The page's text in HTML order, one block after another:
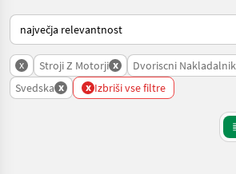
Tako je razvrščeno na Landwirt.com
x Stroji Z Motorji x Dvoriscni Nakladalnik
Svedska x x Izbriši vse filtre